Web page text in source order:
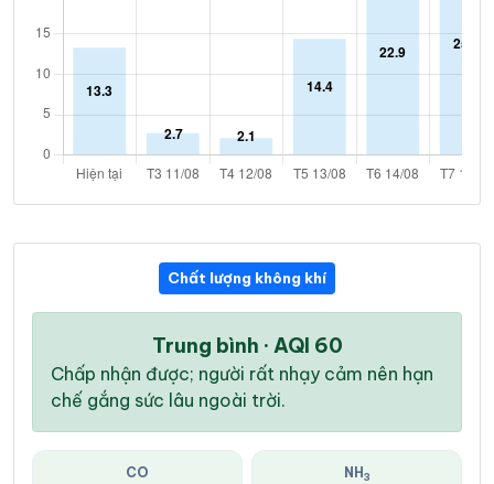
Chất lượng không khí
Trung bình · AQI 60
Chấp nhận được; người rất nhạy cảm nên hạn
chế gắng sức lâu ngoài trời.
CO NH 3